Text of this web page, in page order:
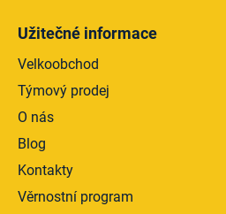
Užitečné informace
Velkoobchod
Týmový prodej
O nás
Blog
Kontakty
Věrnostní program